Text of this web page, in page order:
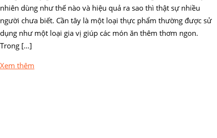
nhiên dùng như thế nào và hiệu quả ra sao thì thật sự nhiều
người chưa biết. Cần tây là một loại thực phẩm thường được sử
dụng như một loại gia vị giúp các món ăn thêm thơm ngon.
Trong […]
Xem thêm